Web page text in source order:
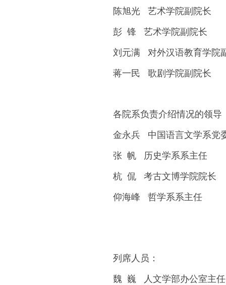
陈旭光 艺术学院副院长
彭 锋 艺术学院副院长
刘元满 对外汉语教育学院
蒋一民 歌剧学院副院长
各院系负责介绍情况的领导
金永兵 中国语言文学系党
张 帆 历史学系系主任
杭 侃 考古文博学院院长
仰海峰 哲学系系主任
列席人员：
魏 巍 人文学部办公室主任